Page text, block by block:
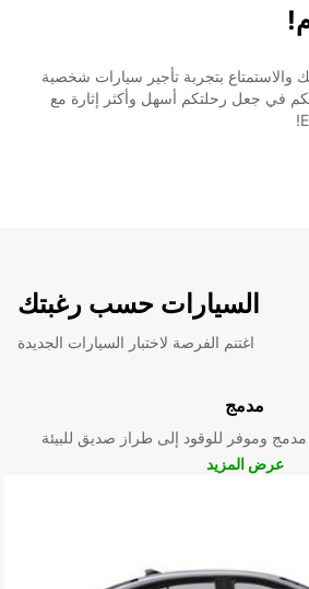
والاستمتاع بتجربة تأجير سيارات شخصية
في جعل رحلتكم أسهل وأكثر إثارة مع
السيارات حسب رغبتك
اغتنم الفرصة لاختبار السيارات الجديدة
مدمج
وموفر للوقود إلى طراز صديق للبيئة
عرض المزيد